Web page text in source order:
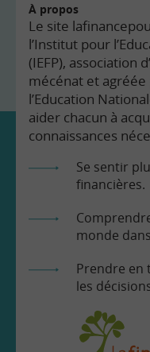
À propos
Le site
l’Institut pour
(IEFP), association
mécénat et
l’Education
aider chacun à
connaissances
Se sentir
financières.
monde
Prendre en
les